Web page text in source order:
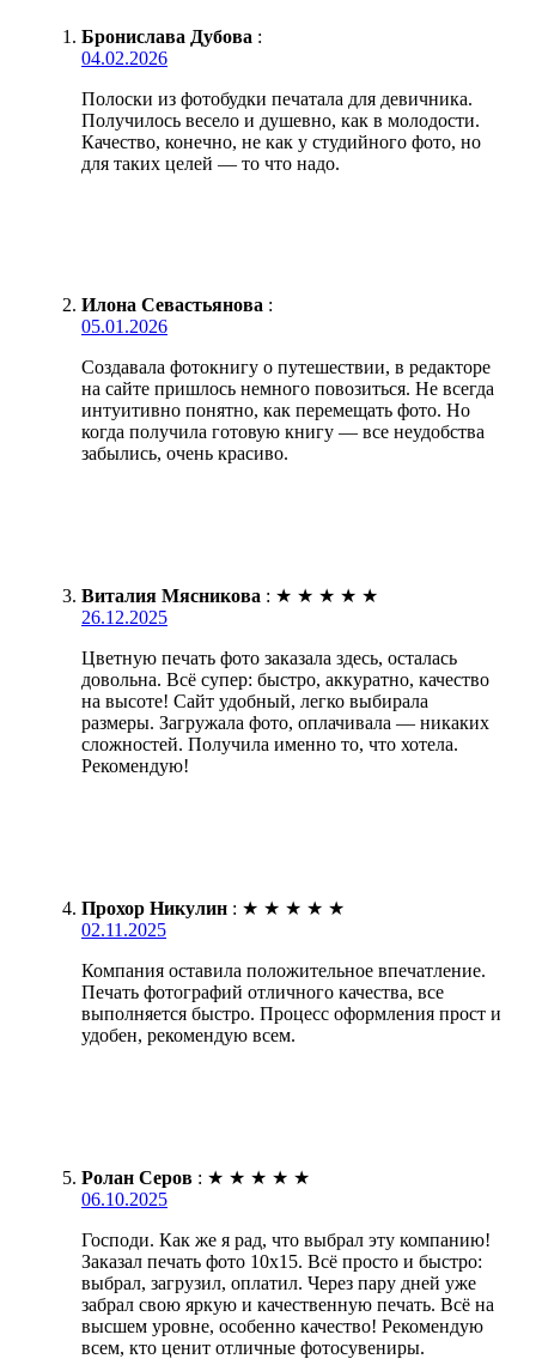
Бронислава Дубова :
04.02.2026
Полоски из фотобудки печатала для девичника.
Получилось весело и душевно, как в молодости.
Качество, конечно, не как у студийного фото, но
для таких целей — то что надо.
Илона Севастьянова :
05.01.2026
Создавала фотокнигу о путешествии, в редакторе
на сайте пришлось немного повозиться. Не всегда
интуитивно понятно, как перемещать фото. Но
когда получила готовую книгу — все неудобства
забылись, очень красиво.
Виталия Мясникова : ★ ★ ★ ★ ★
26.12.2025
Цветную печать фото заказала здесь, осталась
довольна. Всё супер: быстро, аккуратно, качество
на высоте! Сайт удобный, легко выбирала
размеры. Загружала фото, оплачивала — никаких
сложностей. Получила именно то, что хотела.
Рекомендую!
Прохор Никулин : ★ ★ ★ ★ ★
02.11.2025
Компания оставила положительное впечатление.
Печать фотографий отличного качества, все
выполняется быстро. Процесс оформления прост и
удобен, рекомендую всем.
Ролан Серов : ★ ★ ★ ★ ★
06.10.2025
Господи. Как же я рад, что выбрал эту компанию!
Заказал печать фото 10х15. Всё просто и быстро:
выбрал, загрузил, оплатил. Через пару дней уже
забрал свою яркую и качественную печать. Всё на
высшем уровне, особенно качество! Рекомендую
всем, кто ценит отличные фотосувениры.